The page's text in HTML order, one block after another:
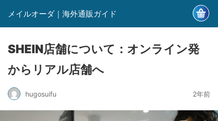
メイルオーダ｜海外通販ガイド
SHEIN店舗について：オンライン発
からリアル店舗へ
hugosuifu 2年前